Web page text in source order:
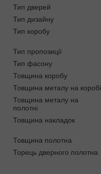
Тип дверей
Тип дизайну
Тип коробу
Тип пропозиції
Тип фасону
Товщина коробу
Товщина металу на коробі
Товщина металу на
полотні
Товщина накладок
Товщина полотна
Торець дверного полотна